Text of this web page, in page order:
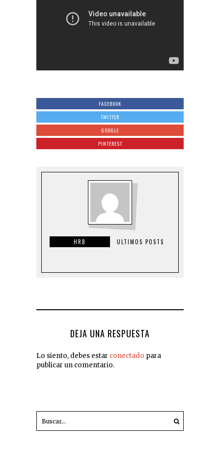
FACEBOOK
TWITTER
GOOGLE
PINTEREST
HRB ULTIMOS POSTS
DEJA UNA RESPUESTA
Lo siento, debes estar conectado para
publicar un comentario.